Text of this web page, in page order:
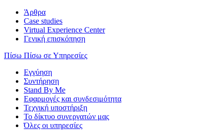
Άρθρα
Case studies
Virtual Experience Center
Γενική επισκόπηση
Πίσω Πίσω σε Υπηρεσίες
Εγγύηση
Συντήρηση
Stand By Me
Εφαρμογές και συνδεσιμότητα
Τεχνική υποστήριξη
Το δίκτυο συνεργατών μας
Όλες οι υπηρεσίες